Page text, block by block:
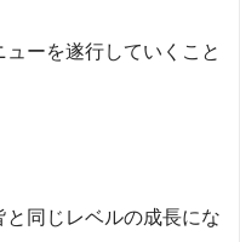
ーを遂行していくこと
同じレベルの成長にな